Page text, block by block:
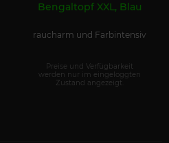
Bengaltopf XXL, Blau
raucharm und Farbintensiv
Preise und Verfügbarkeit
werden nur im eingeloggten
Zustand angezeigt.